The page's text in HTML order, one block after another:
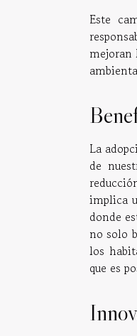
Este
mejoran
La
de
implica
donde
no solo
los
que es